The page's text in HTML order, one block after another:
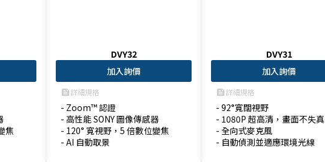
焦
DVY32
加入詢價
feed詳細規格
- Zoom™ 認證
- 高性能 SONY 圖像傳感器
- 120° 寬視野，5 倍數位變焦
- AI 自動取景
DVY31
加入詢價
feed詳細規格
- 92°寬闊視野
- 1080P 超高清，畫面不失真
- 全向式麥克風
- 自動偵測並適應環境光線